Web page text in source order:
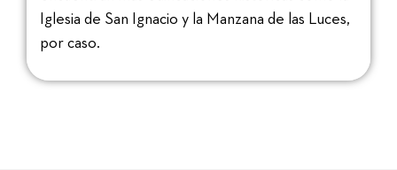
Iglesia de San Ignacio y la Manzana de las Luces,
por caso.